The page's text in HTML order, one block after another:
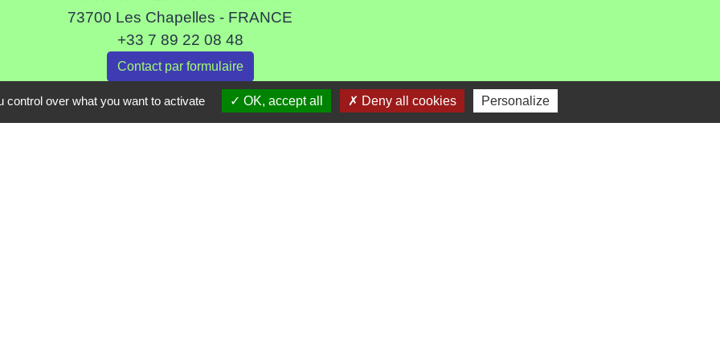
73700 Les Chapelles - FRANCE
+33 7 89 22 08 48
Contact par formulaire
Liens
over what you want to activate OK, accept all Deny all cookies Personalize